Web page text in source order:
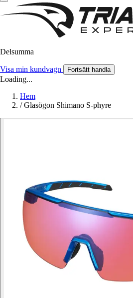
Delsumma
Visa min kundvagn Fortsätt handla
Loading...
Hem
/ Glasögon Shimano S-phyre